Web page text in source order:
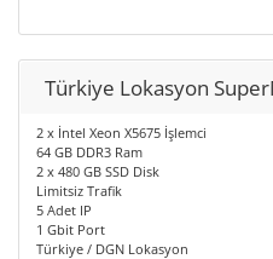
Türkiye Lokasyon
2 x İntel Xeon X5675 İşlemci
64 GB DDR3 Ram
2 x 480 GB SSD Disk
Limitsiz Trafik
5 Adet IP
1 Gbit Port
Türkiye / DGN Lokasyon